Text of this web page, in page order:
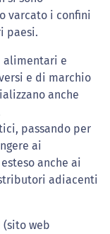
varcato i confini
paesi.
alimentari e
e di marchio
anche
passando per
ai
anche ai
adiacenti
(sito web